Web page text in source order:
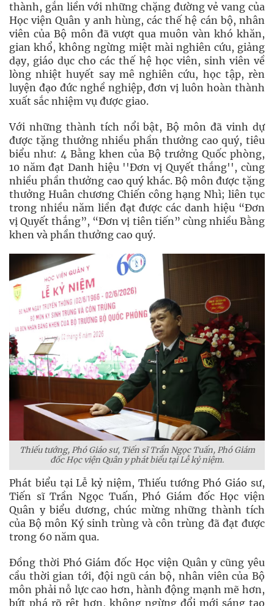
thành, gắn liền với những chặng đường vẻ vang của
Học viện Quân y anh hùng, các thế hệ cán bộ, nhân
viên của Bộ môn đã vượt qua muôn vàn khó khăn,
gian khổ, không ngừng miệt mài nghiên cứu, giảng
dạy, giáo dục cho các thế hệ học viên, sinh viên về
lòng nhiệt huyết say mê nghiên cứu, học tập, rèn
luyện đạo đức nghề nghiệp, đơn vị luôn hoàn thành
xuất sắc nhiệm vụ được giao.
Với những thành tích nổi bật, Bộ môn đã vinh dự
được tặng thưởng nhiều phần thưởng cao quý, tiêu
biểu như: 4 Bằng khen của Bộ trưởng Quốc phòng,
10 năm đạt Danh hiệu ''Đơn vị Quyết thắng'', cùng
nhiều phần thưởng cao quý khác. Bộ môn được tặng
thưởng Huân chương Chiến công hạng Nhì; liên tục
trong nhiều năm liền đạt được các danh hiệu “Đơn
vị Quyết thắng”, “Đơn vị tiên tiến” cùng nhiều Bằng
khen và phần thưởng cao quý.
Thiếu tướng, Phó Giáo sư, Tiến sĩ Trần Ngọc Tuấn, Phó Giám
đốc Học viện Quân y phát biểu tại Lễ kỷ niệm.
Phát biểu tại Lễ kỷ niệm, Thiếu tướng Phó Giáo sư,
Tiến sĩ Trần Ngọc Tuấn, Phó Giám đốc Học viện
Quân y biểu dương, chúc mừng những thành tích
của Bộ môn Ký sinh trùng và côn trùng đã đạt được
trong 60 năm qua.
Đồng thời Phó Giám đốc Học viện Quân y cũng yêu
cầu thời gian tới, đội ngũ cán bộ, nhân viên của Bộ
môn phải nỗ lực cao hơn, hành động mạnh mẽ hơn,
bứt phá rõ rệt hơn, không ngừng đổi mới sáng tạo